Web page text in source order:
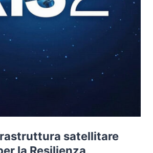
satellitare
la Resilienza,